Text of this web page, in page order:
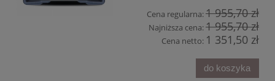
Cena regularna:1 955,70 zł
Najniższa cena:1 955,70 zł
Cena netto: 1 351,50 zł
do koszyka